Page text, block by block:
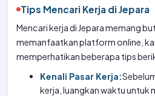
Tips Mencari Kerja di Jepara
Mencari kerja di Jepara memang
memanfaatkan platform online,
memperhatikan beberapa tips
Kenali Pasar Kerja:
kerja, luangkan waktu untuk